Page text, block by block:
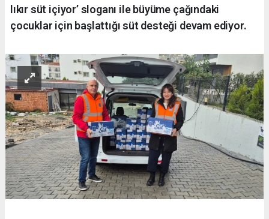
lıkır süt içiyor’ sloganı ile büyüme çağındaki
çocuklar için başlattığı süt desteği devam ediyor.